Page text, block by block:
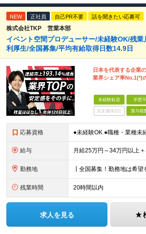
NEW 正社員 自己PR不要 話を聞きたい応募可
株式会社TKP 営業本部
イベント空間プロデューサー/未経験OK/残
利厚生/全国募集/平均有給取得日数14.9日
日本を代表する企業
業界シェア率No.1(*)
未経験歓迎 学歴
完全週休2日 賞与複
応募資格
給与
勤務地
残業時間 20時間以内
求人を見る